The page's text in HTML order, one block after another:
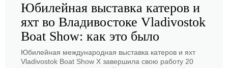
Юбилейная выставка катеров и
яхт во Владивостоке Vladivostok
Boat Show: как это было
Юбилейная международная выставка катеров и яхт
Vladivostok Boat Show X завершила свою работу 20